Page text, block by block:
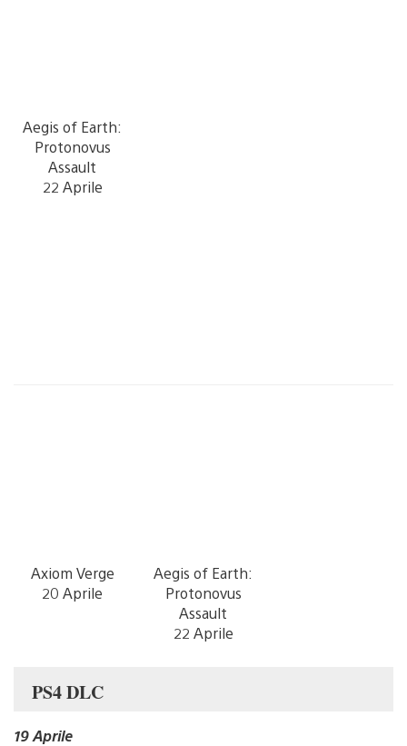
Aegis of Earth:
Protonovus
Assault
22 Aprile
Axiom Verge
20 Aprile
Aegis of Earth:
Protonovus
Assault
22 Aprile
PS4 DLC
19 Aprile